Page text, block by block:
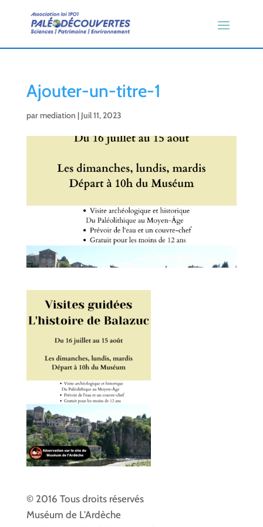
Ajouter-un-titre-1
parmediation | Juil 11, 2023
© 2016 Tous droits réservés
Muséum de L'Ardèche